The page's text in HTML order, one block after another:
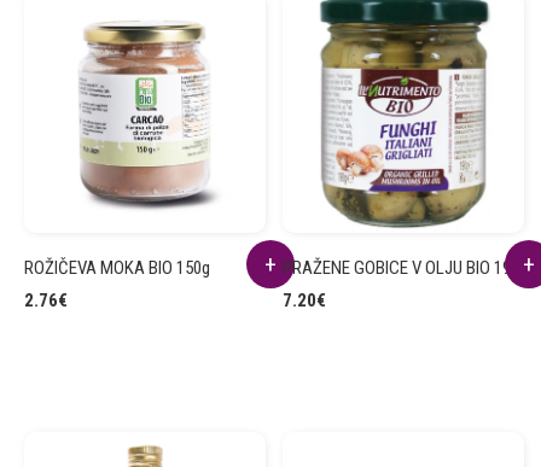
ROŽIČEVA MOKA BIO 150g
2.76€
PRAŽENE GOBICE V OLJU BIO 190g
7.20€